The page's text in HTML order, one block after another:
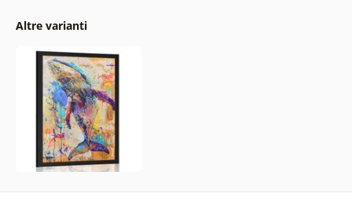
Altre varianti